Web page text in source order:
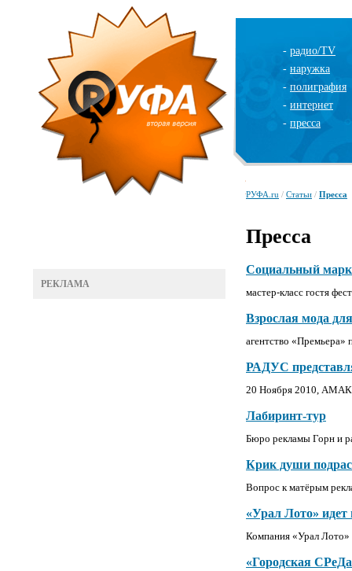
- радио/TV
- наружка
- полиграфия
- интернет
- пресса
РЕКЛАМА
РУФА.ru / Статьи / Пресса
Пресса
Социальный
мастер-класс гостя
Взрослая мода
агентство «Премьера»
РАДУС
20 Ноября 2010,
Лабиринт-тур
Бюро рекламы Горн и
Крик души
Вопрос к матёрым
«Урал Лото»
Компания «Урал Лото»
«Городская